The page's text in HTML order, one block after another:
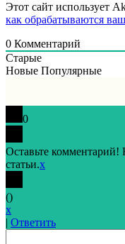
Этот сайт использует
как обрабатываются
0 Комментарий
Старые
Новые Популярные
0
Оставьте
статьи.x
()
x
| Ответить